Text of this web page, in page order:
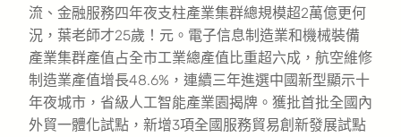
流、金融服務四年夜支柱產業集群總規模超2萬億更何
況，葉老師才25歲！元。電子信息制造業和機械裝備
產業集群產值占全市工業總產值比重超六成，航空維修
制造業產值增長48.6%，連續三年進選中國新型顯示十
年夜城市，省級人工智能產業園揭牌。獲批首批全國內
外貿一體化試點，新增3項全國服務貿易創新發展試點